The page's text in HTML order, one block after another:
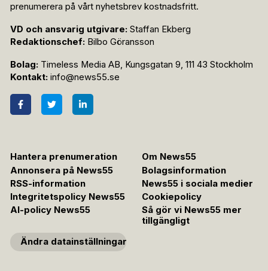
prenumerera på vårt nyhetsbrev kostnadsfritt.
VD och ansvarig utgivare: Staffan Ekberg
Redaktionschef: Bilbo Göransson
Bolag: Timeless Media AB, Kungsgatan 9, 111 43 Stockholm
Kontakt: info@news55.se
Hantera prenumeration
Om News55
Annonsera på News55
Bolagsinformation
RSS-information
News55 i sociala medier
Integritetspolicy News55
Cookiepolicy
AI-policy News55
Så gör vi News55 mer
tillgängligt
Ändra datainställningar